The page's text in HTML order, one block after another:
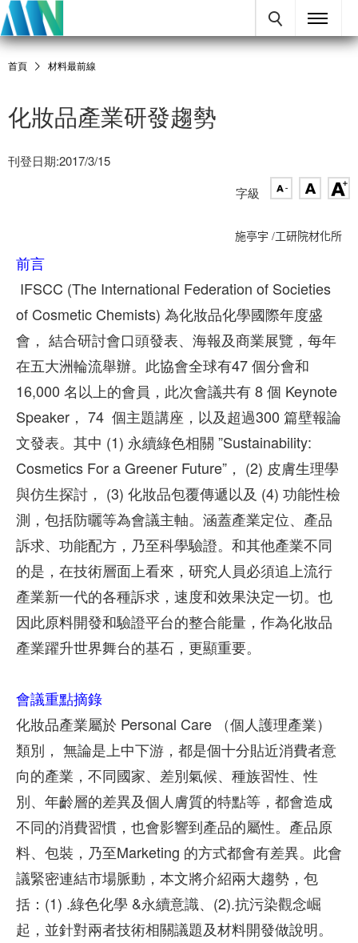
首頁 材料最前線
化妝品產業研發趨勢
刊登日期:2017/3/15
字級
施亭宇 /工研院材化所
前言
IFSCC (The International Federation of Societies
of Cosmetic Chemists) 為化妝品化學國際年度盛
會， 結合研討會口頭發表、海報及商業展覽，每年
在五大洲輪流舉辦。此協會全球有47 個分會和
16,000 名以上的會員，此次會議共有 8 個 Keynote
Speaker， 74 個主題講座，以及超過300 篇壁報論
文發表。其中 (1) 永續綠色相關 ”Sustainability:
Cosmetics For a Greener Future”， (2) 皮膚生理學
與仿生探討， (3) 化妝品包覆傳遞以及 (4) 功能性檢
測，包括防曬等為會議主軸。涵蓋產業定位、產品
訴求、功能配方，乃至科學驗證。和其他產業不同
的是，在技術層面上看來，研究人員必須追上流行
產業新一代的各種訴求，速度和效果決定一切。也
因此原料開發和驗證平台的整合能量，作為化妝品
產業躍升世界舞台的基石，更顯重要。
會議重點摘錄
化妝品產業屬於 Personal Care （個人護理產業）
類別， 無論是上中下游，都是個十分貼近消費者意
向的產業，不同國家、差別氣候、種族習性、性
別、年齡層的差異及個人膚質的特點等，都會造成
不同的消費習慣，也會影響到產品的屬性。產品原
料、包裝，乃至Marketing 的方式都會有差異。此會
議緊密連結市場脈動，本文將介紹兩大趨勢，包
括：(1) .綠色化學 &永續意識、(2).抗污染觀念崛
起，並針對兩者技術相關議題及材料開發做說明。